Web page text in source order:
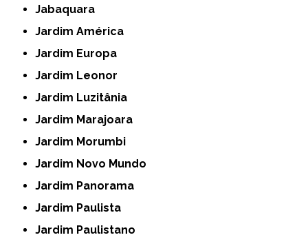
Jabaquara
Jardim América
Jardim Europa
Jardim Leonor
Jardim Luzitânia
Jardim Marajoara
Jardim Morumbi
Jardim Novo Mundo
Jardim Panorama
Jardim Paulista
Jardim Paulistano